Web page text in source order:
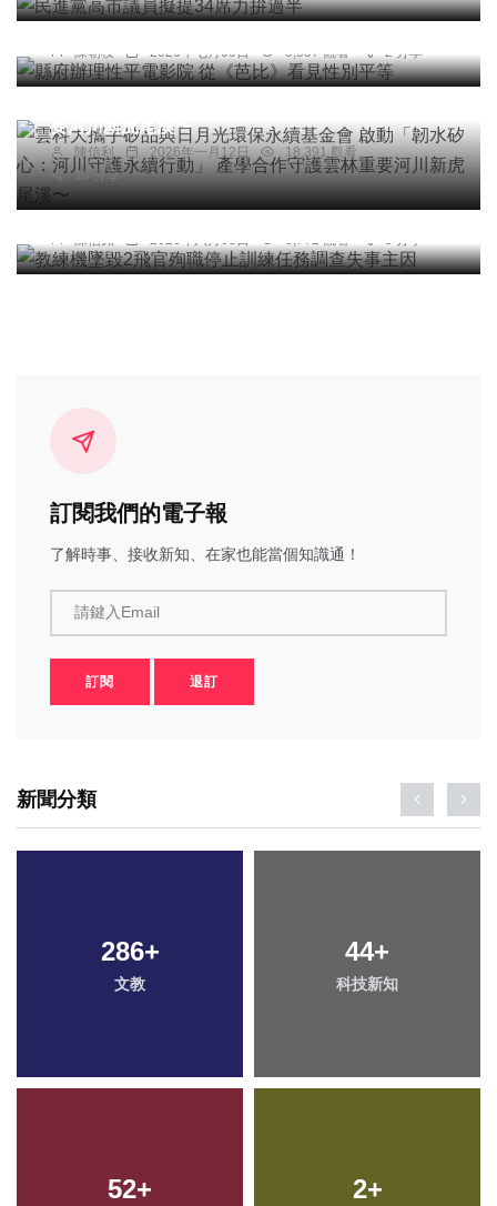
縣府辦理性平電影院 從《芭比》看見性別平等
陳朝枝 2026年七月09日 5,857 觀看 2 分享
雲科大攜手矽品與日月光環保永續基金會 啟動「韌
要河川新虎尾溪〜
陳信利 2026年一月12日
18,391 觀看
16 分享
社會
​教練機墜毀2飛官殉職停止訓練任務調查失事主因
陳信銘 2026年六月03日 6,772 觀看 5 分享
訂閱我們的電子報
了解時事、接收新知、在家也能當個知識通！
請鍵入Email
訂閱 退訂
新聞分類
286+
文教
44+
科技新知
52+ 2+
206+
旅遊
149+
專欄
397+ 213+